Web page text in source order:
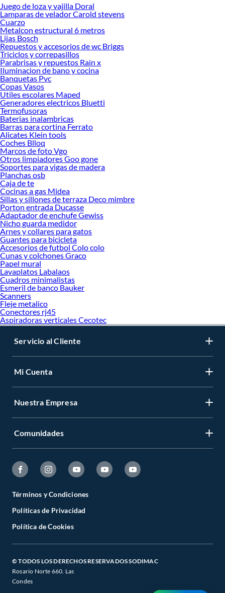
Juego de loza y vajilla Doral
Lamparas de velador Carold stevens
Cuarzo
Metalcon estructural 6 metros
Lijas Bosch
Repuestos y accesorios de wc Briggs
Triciclos y correpasillos
Parabrisas y repuestos Rain x
Iluminacion de bano y cocina
Banquetas Pvc
Copas Vasos
Utiles escolares Maped
Generadores electricos Bluetti
Termofusoras
Baterias inalambricas
Barras para cortina Ferrato
Alicates Klein tools
Coches Blloq
Marcos de foto Vgo
Otros limpiadores Goo gone
Soportes para vigas de madera
Planchas osb
Caja de te
Cocinas a gas Midea
Sillas y sillones de terraza Deco mimbre
Porton entrada Ducasse
Adaptador de enchufe Gewiss
Nicho guarda medidor
Arnes y collares para gatos
Guantes para bicicleta
Accesorios de futbol Colo colo
Cunas y colchones Graco
Papel mural
Lavaplatos Labalaos
Cuadros minimalistas
Esmeril de banco Bauker
Scanners
Fleje metalico
Conectores rj45
Aspiradoras verticales Cecotec
Servicio al Cliente
Mi Cuenta
Nuestra Empresa
Comunidades
Términos y Condiciones
Políticas de Privacidad
Política de Cookies
© TODOS LOS DERECHOS RESERVADOS SODIMAC
Rosario Norte 660. Las
Condes